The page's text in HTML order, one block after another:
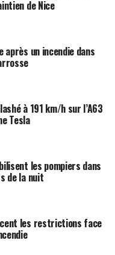
de Nice
après un incendie dans
à 191 km/h sur l’A63
Tesla
les pompiers dans
de la nuit
les restrictions face